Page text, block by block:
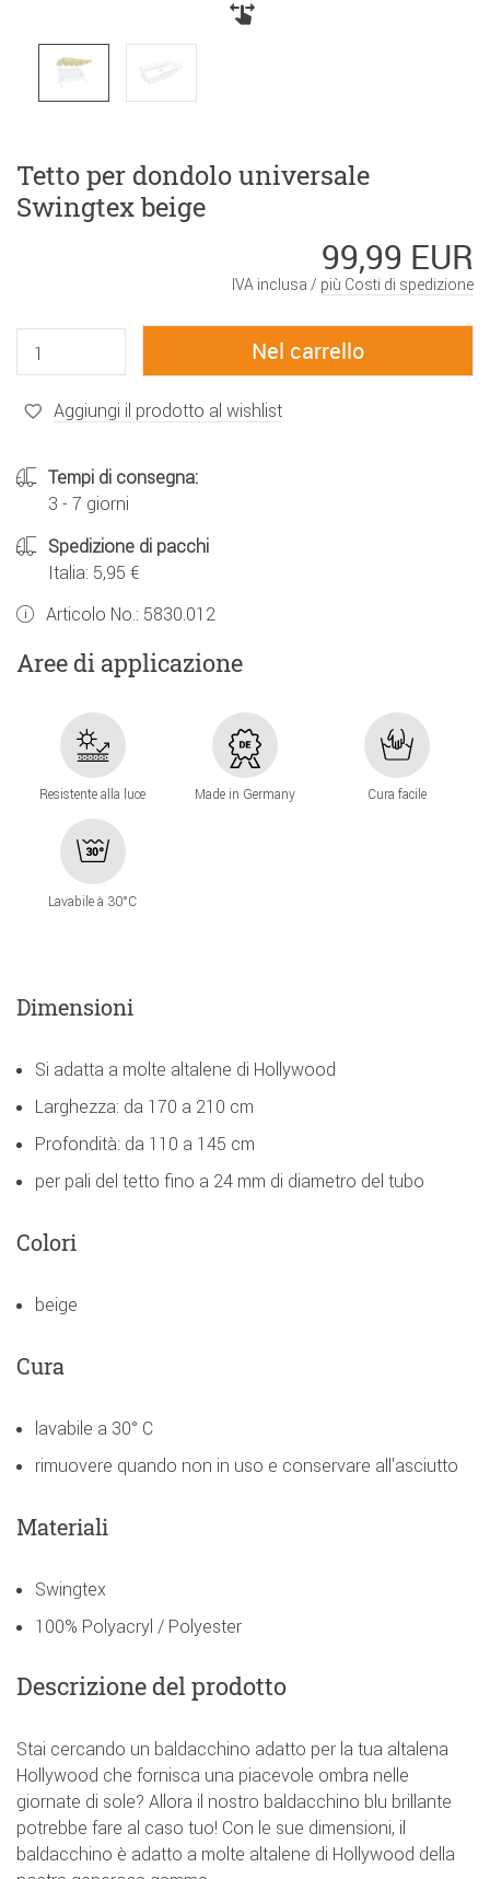
Tetto per dondolo universale
Swingtex beige
99,99 EUR
IVA inclusa / più Costi di spedizione
Aggiungi il prodotto al wishlist
Tempi di consegna:
3 - 7 giorni
Spedizione di pacchi
Italia: 5,95 €
Articolo No.: 5830.012
Aree di applicazione
Resistente alla luce Made in Germany Cura facile
Lavabile à 30°C
Dimensioni
Si adatta a molte altalene di Hollywood
Larghezza: da 170 a 210 cm
Profondità: da 110 a 145 cm
per pali del tetto fino a 24 mm di diametro del tubo
Colori
beige
Cura
lavabile a 30° C
rimuovere quando non in uso e conservare all'asciutto
Materiali
Swingtex
100% Polyacryl / Polyester
Descrizione del prodotto
Stai cercando un baldacchino adatto per la tua altalena
Hollywood che fornisca una piacevole ombra nelle
giornate di sole? Allora il nostro baldacchino blu brillante
potrebbe fare al caso tuo! Con le sue dimensioni, il
baldacchino è adatto a molte altalene di Hollywood della